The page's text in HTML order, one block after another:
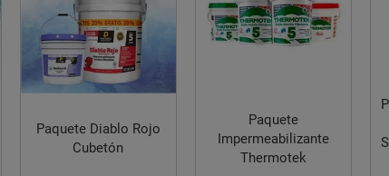
Paquete Diablo Rojo
Cubetón
Paquete
Impermeabilizante
Thermotek